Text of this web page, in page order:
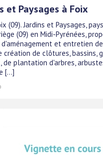
et Paysages à Foix
(09). Jardins et Paysages,
(09) en Midi-Pyrénées,
d'aménagement et entretien
création de clôtures, bassins,
de plantation d'arbres,
[...]